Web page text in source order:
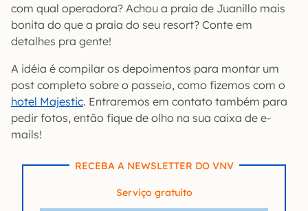
com qual operadora? Achou a praia de Juanillo mais
bonita do que a praia do seu resort? Conte em
detalhes pra gente!
A idéia é compilar os depoimentos para montar um
post completo sobre o passeio, como fizemos com o
hotel Majestic. Entraremos em contato também para
pedir fotos, então fique de olho na sua caixa de e-
mails!
RECEBA A NEWSLETTER DO VNV
Serviço gratuito